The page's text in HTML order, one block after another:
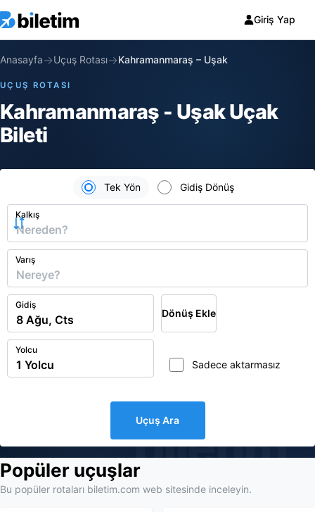
Giriş Yap
biletim
Anasayfa→Uçuş Rotası→Kahramanmaraş – Uşak
UÇUŞ ROTASI
Kahramanmaraş - Uşak Uçak
Bileti
Tek Yön Gidiş Dönüş
Kalkış
Varış
Gidiş
Dönüş Ekle
Yolcu
Sadece aktarmasız
Uçuş Ara
Popüler uçuşlar
Bu popüler rotaları biletim.com web sitesinde inceleyin.